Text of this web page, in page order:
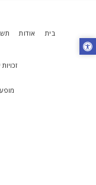
זכויות יוצרים
בית אודות